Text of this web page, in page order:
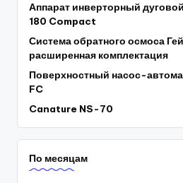
Аппарат инверторный
180 Compact
Система обратного осмоса
расширенная комплектация
Поверхностный насос-
FC
Canature NS-70
По месяцам